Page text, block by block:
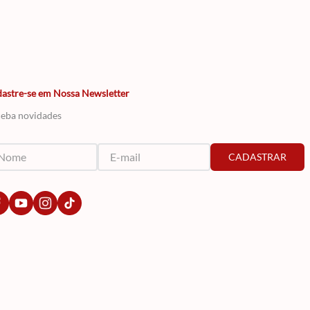
se em Nossa Newsletter
novidades
CADASTRAR